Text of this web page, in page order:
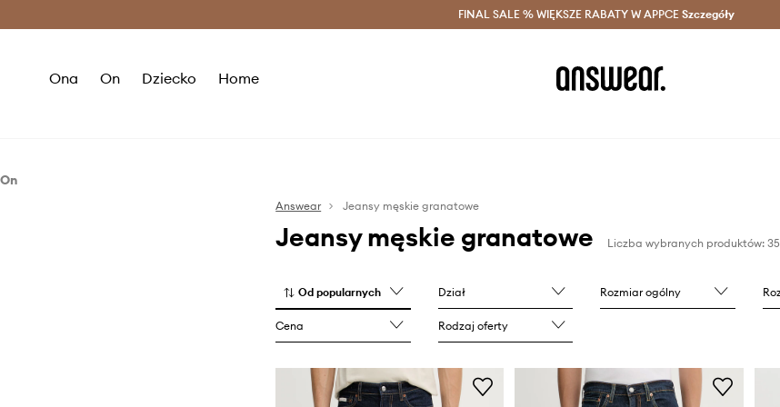
Oszczędzaj z Answear Club > Dostawa nawet w 24h >
FINAL SALE % WIĘKSZE RABATY W APPCE Szczegóły
Ona On Dziecko Home
On
Answear Jeansy męskie granatowe
Jeansy męskie granatowe Liczba wybranych produktów:
Od popularnych Dział Rozmiar ogólny
Cena Rodzaj oferty